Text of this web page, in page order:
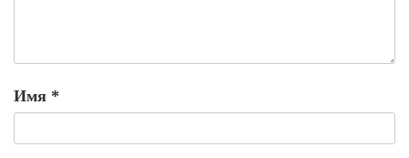
Имя *